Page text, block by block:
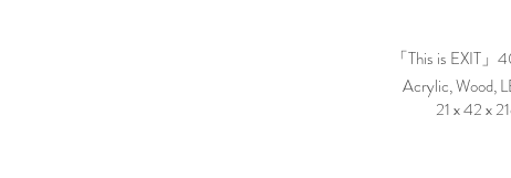
「This is EXIT
Acrylic, Wood,
21 x 42 x